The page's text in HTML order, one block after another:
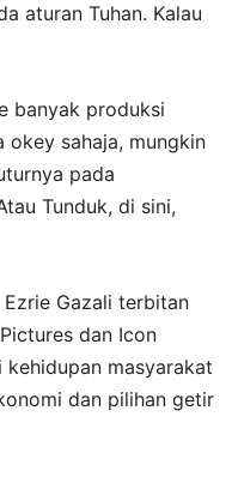
aturan Tuhan. Kalau
banyak produksi
okey sahaja, mungkin
pada
Tunduk, di sini,
Gazali terbitan
dan Icon
masyarakat
dan pilihan getir